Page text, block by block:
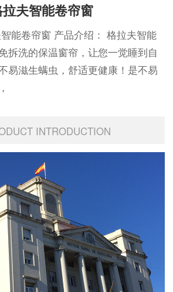
夫智能卷帘窗
能卷帘窗 产品介绍： 格拉夫智能
拆洗的保温窗帘，让您一觉睡到自
易滋生螨虫，舒适更健康！是不易
INTRODUCTION